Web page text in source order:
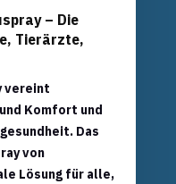
– Die
Tierärzte,
vereint
Komfort und
Das
von
Lösung für alle,